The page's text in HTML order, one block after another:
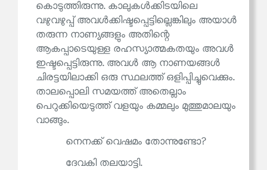
കൊടുത്തിരുന്നു. കാലുകൾക്കിടയിലെ
വഴുവഴുപ്പ് അവൾക്കിഷ്ടപ്പെട്ടില്ലെങ്കിലും അയാൾ
തരുന്ന നാണ്യങ്ങളും അതിന്റെ
ആകപ്പാടെയുള്ള രഹസ്യാത്മകതയും അവൾ
ഇഷ്ടപ്പെട്ടിരുന്നു. അവൾ ആ നാണയങ്ങൾ
ചിരട്ടയിലാക്കി ഒരു സ്ഥലത്ത് ഒളിപ്പിച്ചുവെക്കും.
താലപ്പൊലി സമയത്ത് അതെല്ലാം
പെറുക്കിയെടുത്ത് വളയും കമ്മലും മുത്തുമാലയും
വാങ്ങും.
നെനക്ക് വെഷമം തോന്നുണ്ടോ?
ദേവകി തലയാട്ടി.